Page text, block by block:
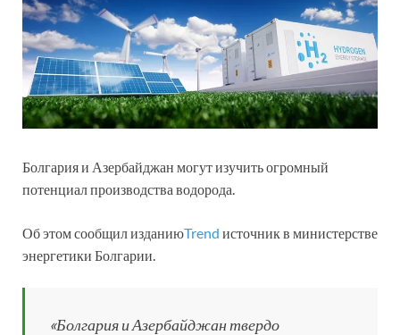
Болгария и Азербайджан могут изучить огромный
потенциал производства водорода.
Об этом сообщил изданиюTrend источник в министерстве
энергетики Болгарии.
«Болгария и Азербайджан твердо